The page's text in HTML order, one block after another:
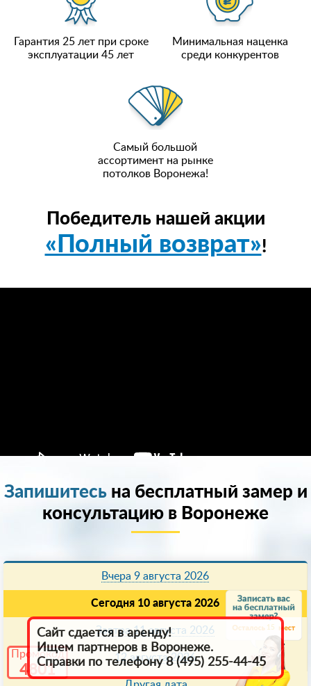
15
Промокод
4801
Гарантия 25 лет при сроке
эксплуатации 45 лет
Минимальная наценка
среди конкурентов
Самый большой
ассортимент на рынке
потолков Воронежа!
Победитель нашей акции
«Полный возврат»!
Запишитесьна бесплатный замер и
консультацию в Воронеже
Вчера 9 августа 2026
Сегодня 10 августа 2026
Завтра 11 августа 2026
12 августа 2026
Сайт сдается в аренду!
Ищем партнеров в Воронеже.
Справки по телефону 8 (495) 255-44-45